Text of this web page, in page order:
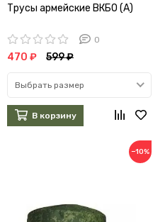
Трусы армейские ВКБО (А)
0
470 ₽ 599 ₽
Выбрать размер
В корзину
−10%